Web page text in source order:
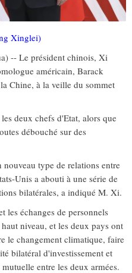
Xinglei)
-- Le président chinois, Xi
américain, Barack
Chine, à la veille du sommet
deux chefs d'Etat, alors que
débouché sur des
type de relations entre
Unis a abouti à une série de
bilatérales, a indiqué M. Xi.
les échanges de personnels
niveau, et les deux pays ont
le changement climatique, faire
bilatéral d'investissement et
entre les deux armées.